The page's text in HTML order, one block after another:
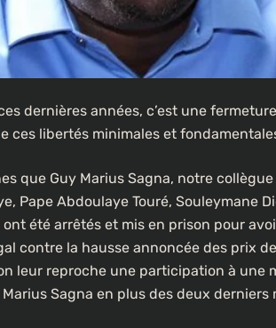
dernières années, c’est une
ces libertés minimales et
que Guy Marius Sagna, notre
Pape Abdoulaye Touré, Souleymane
ont été arrêtés et mis en prison pour
contre la hausse annoncée des prix
leur reproche une participation à une
Sagna en plus des deux derniers